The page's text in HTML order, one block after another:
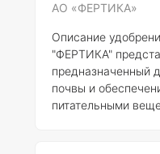
АО «ФЕРТИКА»
Описание
"ФЕРТИКА"
предназначенный
почвы и
питательными